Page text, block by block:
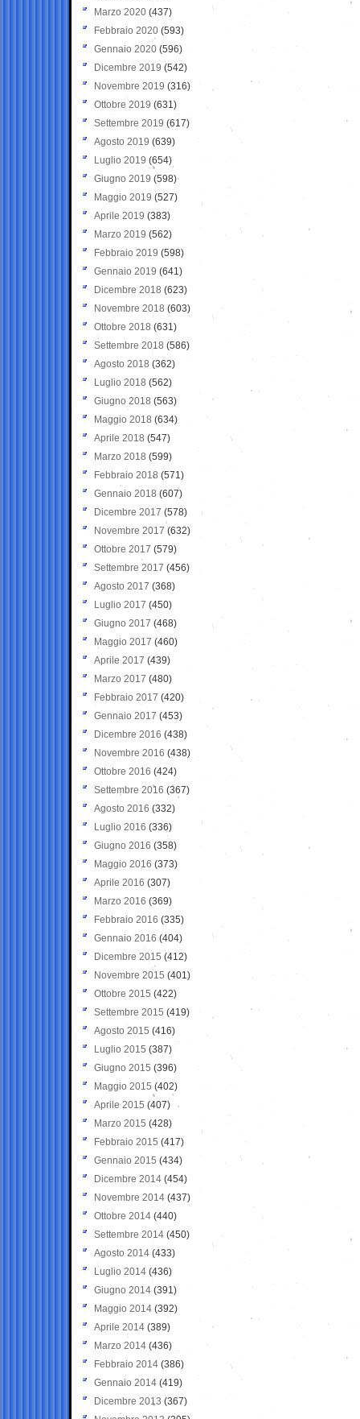
Marzo 2020 (437)
Febbraio 2020 (593)
Gennaio 2020 (596)
Dicembre 2019 (542)
Novembre 2019 (316)
Ottobre 2019 (631)
Settembre 2019 (617)
Agosto 2019 (639)
Luglio 2019 (654)
Giugno 2019 (598)
Maggio 2019 (527)
Aprile 2019 (383)
Marzo 2019 (562)
Febbraio 2019 (598)
Gennaio 2019 (641)
Dicembre 2018 (623)
Novembre 2018 (603)
Ottobre 2018 (631)
Settembre 2018 (586)
Agosto 2018 (362)
Luglio 2018 (562)
Giugno 2018 (563)
Maggio 2018 (634)
Aprile 2018 (547)
Marzo 2018 (599)
Febbraio 2018 (571)
Gennaio 2018 (607)
Dicembre 2017 (578)
Novembre 2017 (632)
Ottobre 2017 (579)
Settembre 2017 (456)
Agosto 2017 (368)
Luglio 2017 (450)
Giugno 2017 (468)
Maggio 2017 (460)
Aprile 2017 (439)
Marzo 2017 (480)
Febbraio 2017 (420)
Gennaio 2017 (453)
Dicembre 2016 (438)
Novembre 2016 (438)
Ottobre 2016 (424)
Settembre 2016 (367)
Agosto 2016 (332)
Luglio 2016 (336)
Giugno 2016 (358)
Maggio 2016 (373)
Aprile 2016 (307)
Marzo 2016 (369)
Febbraio 2016 (335)
Gennaio 2016 (404)
Dicembre 2015 (412)
Novembre 2015 (401)
Ottobre 2015 (422)
Settembre 2015 (419)
Agosto 2015 (416)
Luglio 2015 (387)
Giugno 2015 (396)
Maggio 2015 (402)
Aprile 2015 (407)
Marzo 2015 (428)
Febbraio 2015 (417)
Gennaio 2015 (434)
Dicembre 2014 (454)
Novembre 2014 (437)
Ottobre 2014 (440)
Settembre 2014 (450)
Agosto 2014 (433)
Luglio 2014 (436)
Giugno 2014 (391)
Maggio 2014 (392)
Aprile 2014 (389)
Marzo 2014 (436)
Febbraio 2014 (386)
Gennaio 2014 (419)
Dicembre 2013 (367)